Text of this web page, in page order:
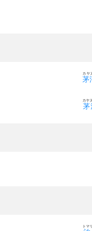
茅
カヤ
茅
カヤ
トマ